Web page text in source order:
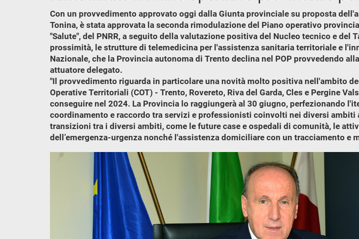
Con un provvedimento approvato oggi dalla Giunta provinciale su proposta
Tonina, è stata approvata la seconda rimodulazione del Piano operativo
"Salute", del PNRR, a seguito della valutazione positiva del Nucleo tecnico e
prossimità, le strutture di telemedicina per l'assistenza sanitaria territoriale e
Nazionale, che la Provincia autonoma di Trento declina nel POP provvedendo
attuatore delegato.
"Il provvedimento riguarda in particolare una novità molto positiva nell'ambito
Operative Territoriali (COT) - Trento, Rovereto, Riva del Garda, Cles e Pergine
conseguire nel 2024. La Provincia lo raggiungerà al 30 giugno, perfezionando
coordinamento e raccordo tra servizi e professionisti coinvolti nei diversi ambiti
transizioni tra i diversi ambiti, come le future case e ospedali di comunità, le
dell’emergenza-urgenza nonché l'assistenza domiciliare con un tracciamento e